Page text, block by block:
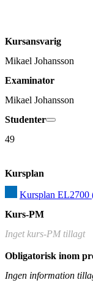
Kursansvarig
Mikael Johansson
Examinator
Mikael Johansson
Studenter
49
Kursplan
Kursplan EL2700
Kurs-PM
Inget kurs-PM tillagt
Obligatorisk inom
Ingen information